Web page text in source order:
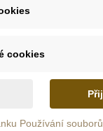
cookies
Používání